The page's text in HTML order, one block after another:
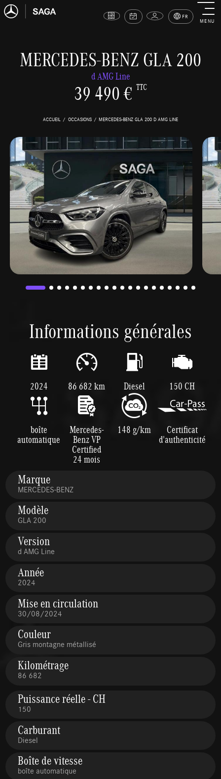
FR
MENU
MERCEDES-BENZ GLA 200
d AMG Line
39 490 € TTC
ACCUEIL OCCASIONS MERCEDES-BENZ GLA 200 D AMG LINE
Informations générales
2024 86 682 km Diesel 150 CH
boîte
automatique
Mercedes-
Benz VP
Certified
24 mois
148 g/km Certificat
d'authenticité
Marque
MERCEDES-BENZ
Modèle
GLA 200
Version
d AMG Line
Année
2024
Mise en circulation
30/08/2024
Couleur
Gris montagne métallisé
Kilométrage
86 682
Puissance réelle - CH
150
Carburant
Diesel
Boîte de vitesse
boîte automatique